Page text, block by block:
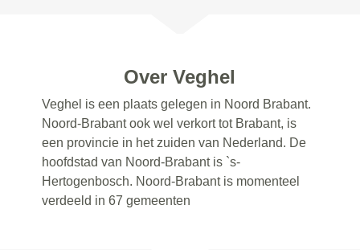
Over Veghel
Veghel is een plaats gelegen in Noord Brabant.
Noord-Brabant ook wel verkort tot Brabant, is
een provincie in het zuiden van Nederland. De
hoofdstad van Noord-Brabant is `s-
Hertogenbosch. Noord-Brabant is momenteel
verdeeld in 67 gemeenten